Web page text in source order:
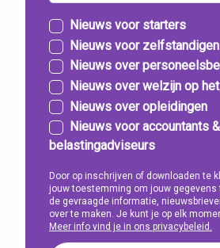
Nieuws voor starters
Nieuws voor zelfstandigen
Nieuws over
Nieuws over welzijn op
Nieuws over opleidingen
Nieuws voor accountants &
belastingadviseurs
Door op inschrijven of downloaden te
jouw toestemming om jouw gegevens
de gevraagde informatie,
over te maken. Je kunt je op elk
Meer info vind je in ons privacybeleid.